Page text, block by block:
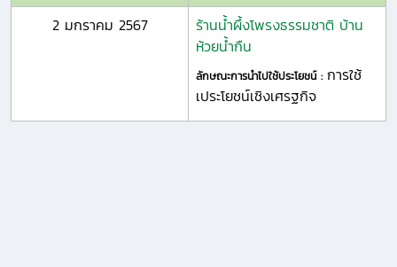
2 มกราคม 2567
ร้านน้ำผึ้งโพรงธรรมชาติ บ้าน
ห้วยน้ำกืน
ลักษณะการนำไปใช้ประโยชน์ : การใช้
เประโยชน์เชิงเศรฐกิจ